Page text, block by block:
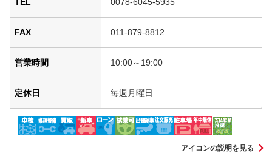
FAX 011-879-8812
営業時間 10:00～19:00
定休日 毎週月曜日
アイコンの説明を見る